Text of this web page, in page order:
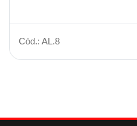
Cód.: AL.8